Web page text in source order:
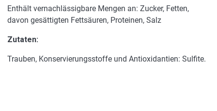
Enthält vernachlässigbare Mengen an: Zucker, Fetten,
davon gesättigten Fettsäuren, Proteinen, Salz
Zutaten:
Trauben, Konservierungsstoffe und Antioxidantien: Sulfite.